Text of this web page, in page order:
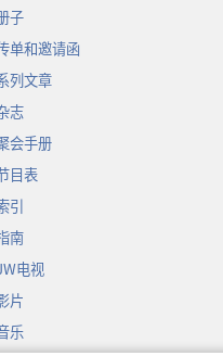
子
单和邀请函
列文章
志
会手册
目表
引
南
电视
片
乐